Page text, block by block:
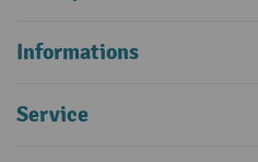
Informations
Service